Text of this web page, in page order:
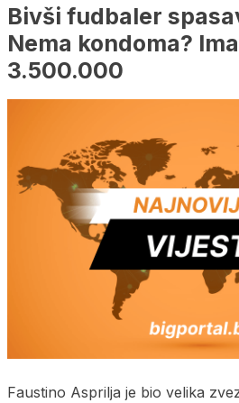
Bivši fudbaler
Nema kondoma?
3.500.000
Faustino Asprilja je bio velika